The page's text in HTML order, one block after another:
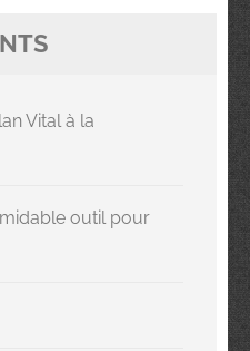
Vital à la
outil pour